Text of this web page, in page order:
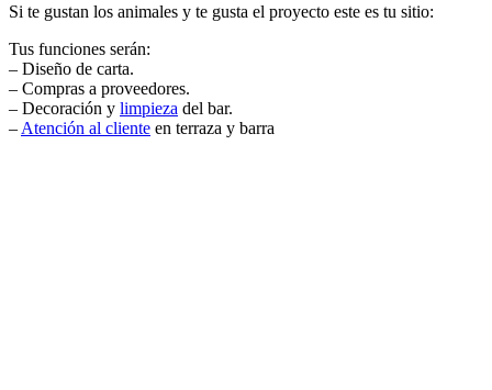
Si te gustan los animales y te gusta el proyecto este es tu sitio:
Tus funciones serán:
– Diseño de carta.
– Compras a proveedores.
– Decoración y limpieza del bar.
– Atención al cliente en terraza y barra